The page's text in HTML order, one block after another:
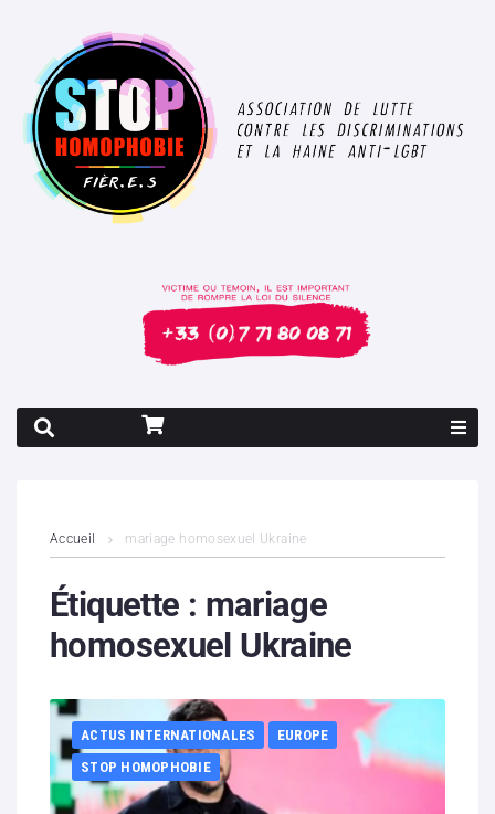
Contenus litigieux
Nous soutenir
Partenaires
Contacts
Accueil mariage homosexuel Ukraine
Étiquette : mariage
homosexuel Ukraine
ACTUS INTERNATIONALES
EUROPE
STOP HOMOPHOBIE